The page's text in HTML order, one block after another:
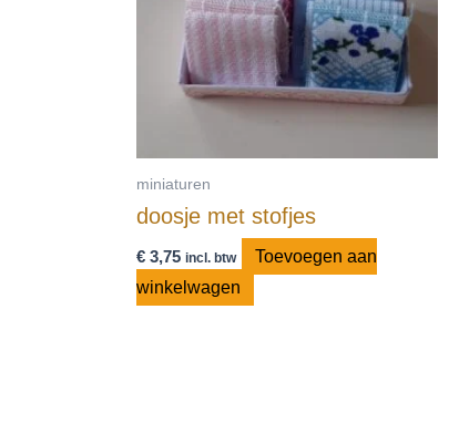
miniaturen
doosje met stofjes
€ 3,75 incl. btw
Toevoegen aan
winkelwagen